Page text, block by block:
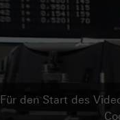
Für den Start des